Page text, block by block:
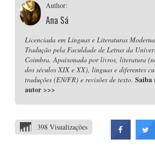
Author:
Ana Sá
Licenciada em Línguas e Literaturas
Tradução pela Faculdade de Letras da
Coimbra. Apaixonada por livros, literatura
dos séculos XIX e XX), línguas e diferentes
traduções (EN/FR) e revisões de texto. Saiba
autor >>>
398 Visualizações